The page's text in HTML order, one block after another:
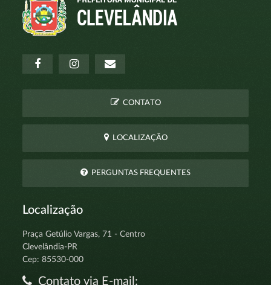
CONTATO
LOCALIZAÇÃO
PERGUNTAS FREQUENTES
Localização
Praça Getúlio Vargas, 71 - Centro
Clevelândia-PR
Cep: 85530-000
Contato via E-mail: